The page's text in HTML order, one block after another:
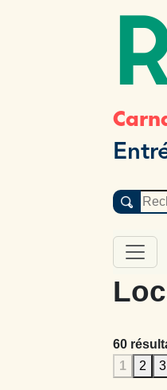
60
1
2 3